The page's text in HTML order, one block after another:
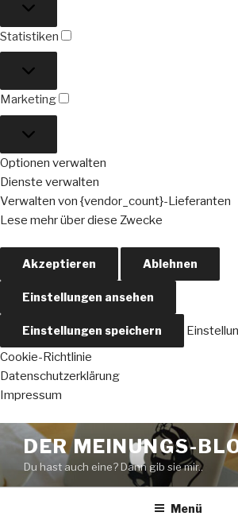
Statistiken
Marketing
Optionen verwalten
Dienste verwalten
Verwalten von {vendor_count}-Lieferanten
Lese mehr über diese Zwecke
Akzeptieren Ablehnen
Einstellungen ansehen
Einstellungen speichern
Cookie-Richtlinie
Datenschutzerklärung
Impressum
Zum
Inhalt
springen
DER MEINUNGS-
Du hast auch eine? Dann gib sie mir..
Menü